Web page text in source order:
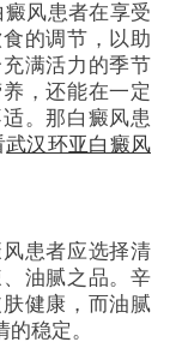
风患者在享受
的调节，以助
满活力的季节
，还能在一定
。那白癜风患
武汉环亚白癜风
患者应选择清
油腻之品。辛
健康，而油腻
稳定。